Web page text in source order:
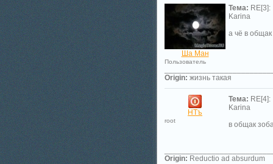
Ша Ман
Пользователь
Тема: RE[3]:
Karina
а чё в
Origin: жизнь такая
НТъ
root
Тема: RE[4]:
Karina
в общак
Origin: Reductio ad absurdum